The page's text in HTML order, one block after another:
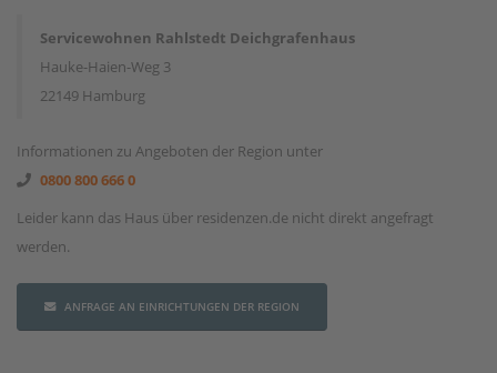
Servicewohnen Rahlstedt Deichgrafenhaus
Hauke-Haien-Weg 3
22149 Hamburg
Informationen zu Angeboten der Region unter
0800 800 666 0
Leider kann das Haus über residenzen.de nicht direkt angefragt
werden.
ANFRAGE AN EINRICHTUNGEN DER REGION